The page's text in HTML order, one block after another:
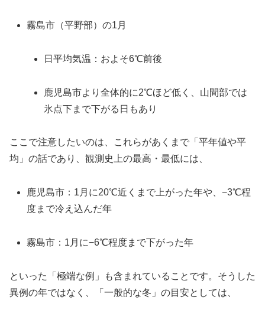
霧島市（平野部）の1月
日平均気温：およそ6℃前後
鹿児島市より全体的に2℃ほど低く、山間部では
氷点下まで下がる日もあり
ここで注意したいのは、これらがあくまで「平年値や平
均」の話であり、観測史上の最高・最低には、
鹿児島市：1月に20℃近くまで上がった年や、−3℃程
度まで冷え込んだ年
霧島市：1月に−6℃程度まで下がった年
といった「極端な例」も含まれていることです。そうした
異例の年ではなく、「一般的な冬」の目安としては、